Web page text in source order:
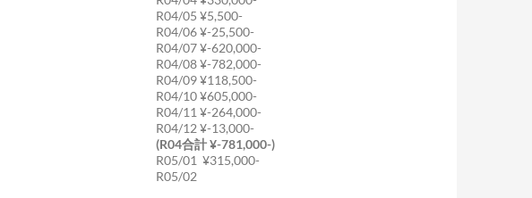
R04/05 ¥5,500-
R04/06 ¥-25,500-
R04/07 ¥-620,000-
R04/08 ¥-782,000-
R04/09 ¥118,500-
R04/10 ¥605,000-
R04/11 ¥-264,000-
R04/12 ¥-13,000-
(R04合計 ¥-781,000-)
R05/01 ¥315,000-
R05/02